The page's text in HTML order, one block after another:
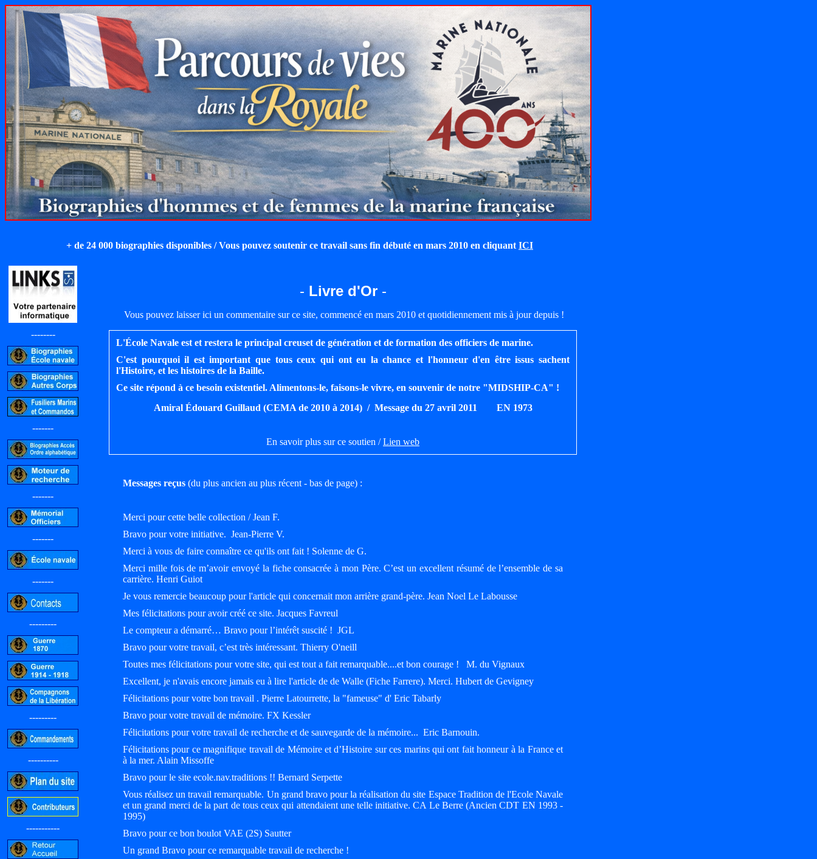
+ de 24 000 biographies disponibles / Vous pouvez soutenir ce travail sans fin débuté en mars 2010 en cliquant ICI
--------
-------
-------
-------
-------
---------
---------
----------
-----------
- Livre d'Or-
Vous pouvez laisser ici un commentaire sur ce site, commencé en mars 2010 et quotidiennement mis à jour depuis !
L'École Navale est et restera le principal creuset de génération et de formation des officiers de marine.
C'est pourquoi il est important que tous ceux qui ont eu la chance et l'honneur d'en être issus sachent
l'Histoire, et les histoires de la Baille.
Ce site répond à ce besoin existentiel. Alimentons-le, faisons-le vivre, en souvenir de notre "MIDSHIP-CA" !
Amiral Édouard Guillaud (CEMA de 2010 à 2014) / Message du 27 avril 2011 EN 1973
En savoir plus sur ce soutien /Lien web
Messages reçus (du plus ancien au plus récent - bas de page) :
Merci pour cette belle collection / Jean F.
Bravo pour votre initiative. Jean-Pierre V.
Merci à vous de faire connaître ce qu'ils ont fait ! Solenne de G.
Merci mille fois de m’avoir envoyé la fiche consacrée à mon Père. C’est un excellent résumé de l’ensemble de sa
carrière. Henri Guiot
Je vous remercie beaucoup pour l'article qui concernait mon arrière grand-père. Jean Noel Le Labousse
Mes félicitations pour avoir créé ce site. Jacques Favreul
Le compteur a démarré… Bravo pour l’intérêt suscité ! JGL
Bravo pour votre travail, c’est très intéressant. Thierry O'neill
Toutes mes félicitations pour votre site, qui est tout a fait remarquable....et bon courage ! M. du Vignaux
Excellent, je n'avais encore jamais eu à lire l'article de de Walle (Fiche Farrere). Merci. Hubert de Gevigney
Félicitations pour votre bon travail . Pierre Latourrette, la "fameuse" d' Eric Tabarly
Bravo pour votre travail de mémoire. FX Kessler
Félicitations pour votre travail de recherche et de sauvegarde de la mémoire... Eric Barnouin.
Félicitations pour ce magnifique travail de Mémoire et d’Histoire sur ces marins qui ont fait honneur à la France et
à la mer. Alain Missoffe
Bravo pour le site ecole.nav.traditions !! Bernard Serpette
Vous réalisez un travail remarquable. Un grand bravo pour la réalisation du site Espace Tradition de l'Ecole Navale
et un grand merci de la part de tous ceux qui attendaient une telle initiative. CA Le Berre (Ancien CDT EN 1993 -
1995)
Bravo pour ce bon boulot VAE (2S) Sautter
Un grand Bravo pour ce remarquable travail de recherche !